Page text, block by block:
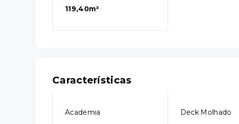
119,40m²
Características
Academia Deck Molhado